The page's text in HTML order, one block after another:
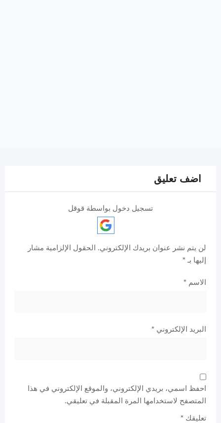
اضف تعليق
تسجيل دخول بواسطة قوقل
لن يتم نشر عنوان بريدك الإلكتروني. الحقول الإلزامية مشار
إليها بـ *
الاسم *
البريد الإلكتروني *
احفظ اسمي، بريدي الإلكتروني، والموقع الإلكتروني في هذا
المتصفح لاستخدامها المرة المقبلة في تعليقي.
تعليقك *